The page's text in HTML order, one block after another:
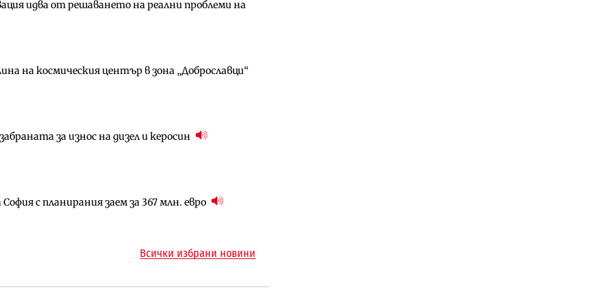
идва от решаването на реални проблеми на
на космическия център в зона „Доброславци“
за износ на дизел и керосин
с планирания заем за 367 млн. евро
още няколко седмици, ако сушата продължи
придобиване на Euroapi Italy
план за магистралата Русе – Велико
надзора на двете метростанции в „Люлин“
продължава да се охлажда (Графика)
оценки на имотите може да бъдат
езеро става част от бъдещата магистрала
„на ръчно управление“ общинската
Всички избрани новини